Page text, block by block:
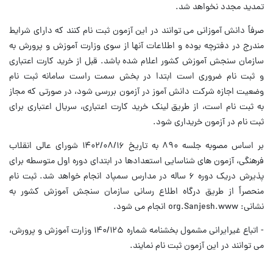
تمدید مجدد نخواهد شد.
صرفاً دانش آموزانی می توانند در این آزمون ثبت نام کنند که دارای شرایط
مندرج در دفترچه بوده و اطلاعات آنها از سوی وزارت آموزش و پرورش به
سازمان سنجش آموزش کشور اعلام شده باشد. قبل از خرید کارت اعتباری
و ثبت نام ضروری است ابتدا در بخش سمت راست سامانه ثبت نام
وضعیت اجازه شرکت دانش آموز در آزمون بررسی شود، در صورتی که مجاز
به ثبت نام است، از طریق لینک خرید کارت اعتباری، سریال اعتباری برای
ثبت نام در آزمون خریداری شود.
بر اساس مصوبه جلسه ۸۹۰ به تاریخ ۱۴۰۲/۰۸/۱۶ شورای عالی انقلاب
فرهنگی، آزمون های شناسایی استعدادها در ابتدای دوره اول متوسطه برای
پذیرش دریک دوره ۶ ساله در مدارس سمپاد انجام خواهد شد. ثبت نام
منحصراً از طریق درگاه اطلاع رسانی سازمان سنجش آموزش کشور به
نشانی: org.Sanjesh.www انجام می شود.
- اتباع غیرایرانی مشمول بخشنامه شماره ۱۴۰/۱۲۵ وزارت آموزش و پرورش،
می توانند در این آزمون ثبت نام نمایند.